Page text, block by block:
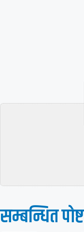
सम्बन्धित पाेष्ट